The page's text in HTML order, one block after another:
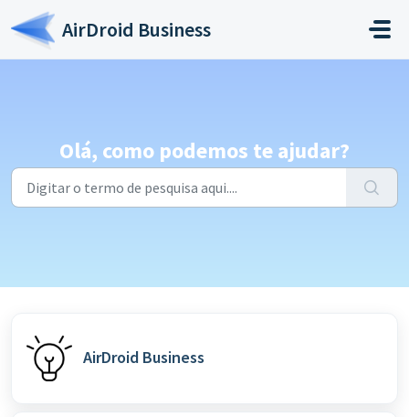
Ir para o conteúdo principal
AirDroid Business
Olá, como podemos te ajudar?
AirDroid Business